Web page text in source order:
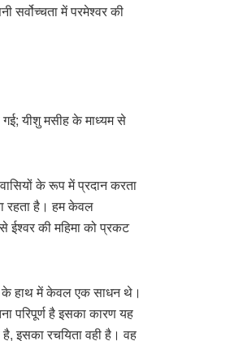
सर्वोच्चता में परमेश्वर की
गई; यीशु मसीह के माध्यम से
के रूप में प्रदान करता
रहता है। हम केवल
ईश्वर की महिमा को प्रकट
के हाथ में केवल एक साधन थे।
परिपूर्ण है इसका कारण यह
इसका रचयिता वही है। वह